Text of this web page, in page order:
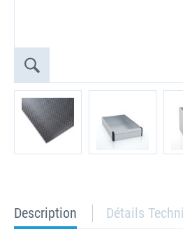
current
tab:
Description Détails